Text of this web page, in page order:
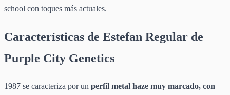
school con toques más actuales.
Características de Estefan Regular de
Purple City Genetics
1987 se caracteriza por un perfil metal haze muy marcado, con